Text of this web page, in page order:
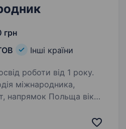
грн
Інші країни
роботи від 1 року.
міжнародника,
напрямок Польща вік
телефону